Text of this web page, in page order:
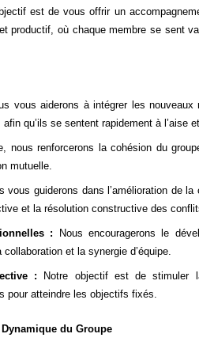
est de vous offrir un
productif, où chaque membre se sent
vous aiderons à intégrer les nouveaux
qu’ils se sentent rapidement à l’aise
nous renforcerons la cohésion du
mutuelle.
vous guiderons dans l’amélioration de la
et la résolution constructive des
: Nous encouragerons le
et la synergie d’équipe.
: Notre objectif est de stimuler
pour atteindre les objectifs fixés.
du Groupe